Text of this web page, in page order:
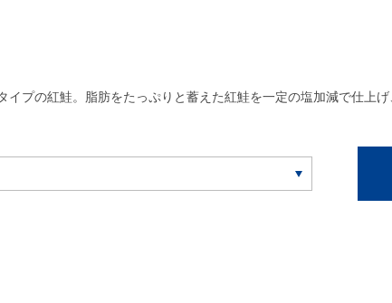
イプの紅鮭。脂肪をたっぷりと蓄えた紅鮭を一定の塩加減で仕上